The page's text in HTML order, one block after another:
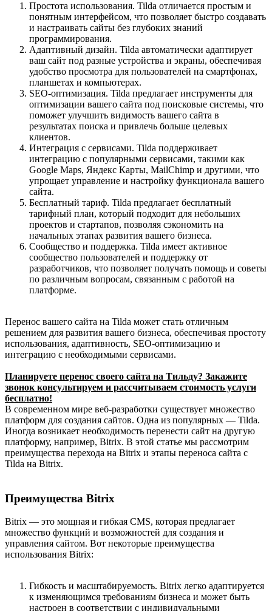
Простота использования. Tilda отличается простым и
понятным интерфейсом, что позволяет быстро создавать
и настраивать сайты без глубоких знаний
программирования.
Адаптивный дизайн. Tilda автоматически адаптирует
ваш сайт под разные устройства и экраны, обеспечивая
удобство просмотра для пользователей на смартфонах,
планшетах и компьютерах.
SEO-оптимизация. Tilda предлагает инструменты для
оптимизации вашего сайта под поисковые системы, что
поможет улучшить видимость вашего сайта в
результатах поиска и привлечь больше целевых
клиентов.
Интеграция с сервисами. Tilda поддерживает
интеграцию с популярными сервисами, такими как
Google Maps, Яндекс Карты, MailChimp и другими, что
упрощает управление и настройку функционала вашего
сайта.
Бесплатный тариф. Tilda предлагает бесплатный
тарифный план, который подходит для небольших
проектов и стартапов, позволяя сэкономить на
начальных этапах развития вашего бизнеса.
Сообщество и поддержка. Tilda имеет активное
сообщество пользователей и поддержку от
разработчиков, что позволяет получать помощь и советы
по различным вопросам, связанным с работой на
платформе.
Перенос вашего сайта на Tilda может стать отличным
решением для развития вашего бизнеса, обеспечивая простоту
использования, адаптивность, SEO-оптимизацию и
интеграцию с необходимыми сервисами.
Планируете перенос своего сайта на Тильду? Закажите
звонок консультируем и рассчитываем стоимость услуги
бесплатно!
В современном мире веб-разработки существует множество
платформ для создания сайтов. Одна из популярных — Tilda.
Иногда возникает необходимость перенести сайт на другую
платформу, например, Bitrix. В этой статье мы рассмотрим
преимущества перехода на Bitrix и этапы переноса сайта с
Tilda на Bitrix.
Преимущества Bitrix
Bitrix — это мощная и гибкая CMS, которая предлагает
множество функций и возможностей для создания и
управления сайтом. Вот некоторые преимущества
использования Bitrix:
Гибкость и масштабируемость. Bitrix легко адаптируется
к изменяющимся требованиям бизнеса и может быть
настроен в соответствии с индивидуальными